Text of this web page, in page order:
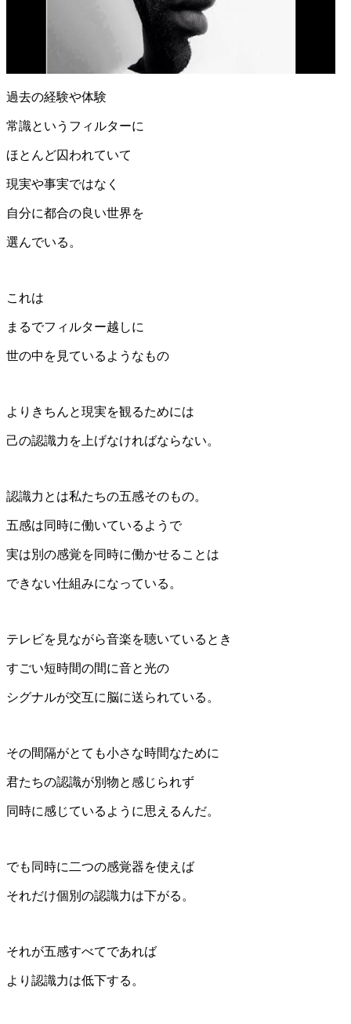
過去の経験や体験
常識というフィルターに
ほとんど囚われていて
現実や事実ではなく
自分に都合の良い世界を
選んでいる。
これは
まるでフィルター越しに
世の中を見ているようなもの
よりきちんと現実を観るためには
己の認識力を上げなければならない。
認識力とは私たちの五感そのもの。
五感は同時に働いているようで
実は別の感覚を同時に働かせることは
できない仕組みになっている。
テレビを見ながら音楽を聴いているとき
すごい短時間の間に音と光の
シグナルが交互に脳に送られている。
その間隔がとても小さな時間なために
君たちの認識が別物と感じられず
同時に感じているように思えるんだ。
でも同時に二つの感覚器を使えば
それだけ個別の認識力は下がる。
それが五感すべてであれば
より認識力は低下する。